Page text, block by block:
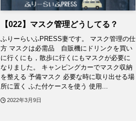
【022】マスク管理どうしてる？
ふりーらいふPRESS妻です。 マスク管理の仕
方 マスクは必需品 自販機にドリンクを買い
に行くにも，散歩に行くにもマスクが必要に
なりました。 キャンピングカーでマスク収納
を整える 予備マスク 必要な時に取り出せる場
所に置く ふた付ケースを使う 使用...
2022年3月9日